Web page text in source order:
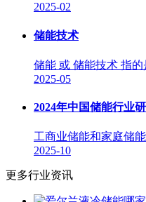
2025-02
储能技术
储能 或 储能技术 指
2025-05
2024年中国储能行业
工商业储能和家庭储
2025-10
更多行业资讯